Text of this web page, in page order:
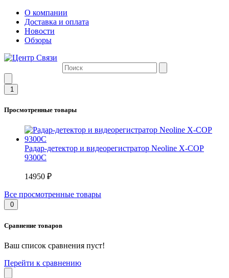
О компании
Доставка и оплата
Новости
Обзоры
1
Просмотренные товары
Радар-детектор и видеорегистратор Neoline X-COP
9300C
14950 ₽
Все просмотренные товары
0
Сравнение товаров
Ваш список сравнения пуст!
Перейти к сравнению